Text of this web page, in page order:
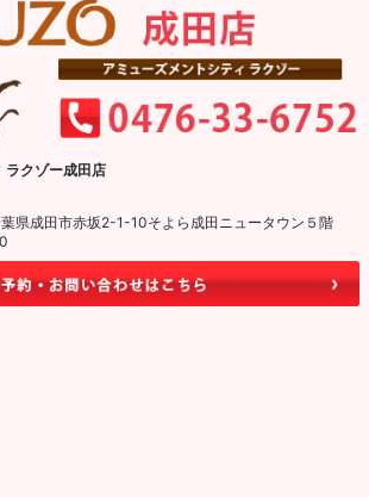
ラクゾー成田店
成田市赤坂2-1-10そよら成田ニュータウン５階